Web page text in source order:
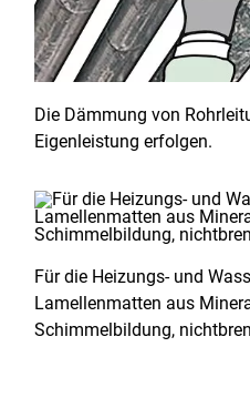
Die Dämmung von
Eigenleistung erfolgen.
Für die Heizungs- und
Lamellenmatten aus
Schimmelbildung,